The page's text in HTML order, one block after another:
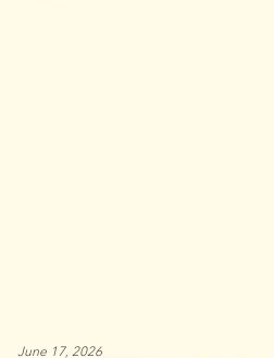
June 17, 2026